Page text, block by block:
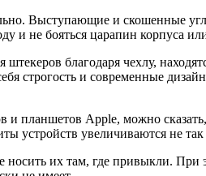
Выступающие и скошенные
и не бояться царапин корпуса
благодаря чехлу,
строгость и современные
и планшетов Apple, можно
увеличиваются не так
их там, где привыкли.